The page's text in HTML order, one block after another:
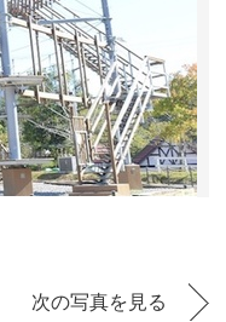
次の写真を見る